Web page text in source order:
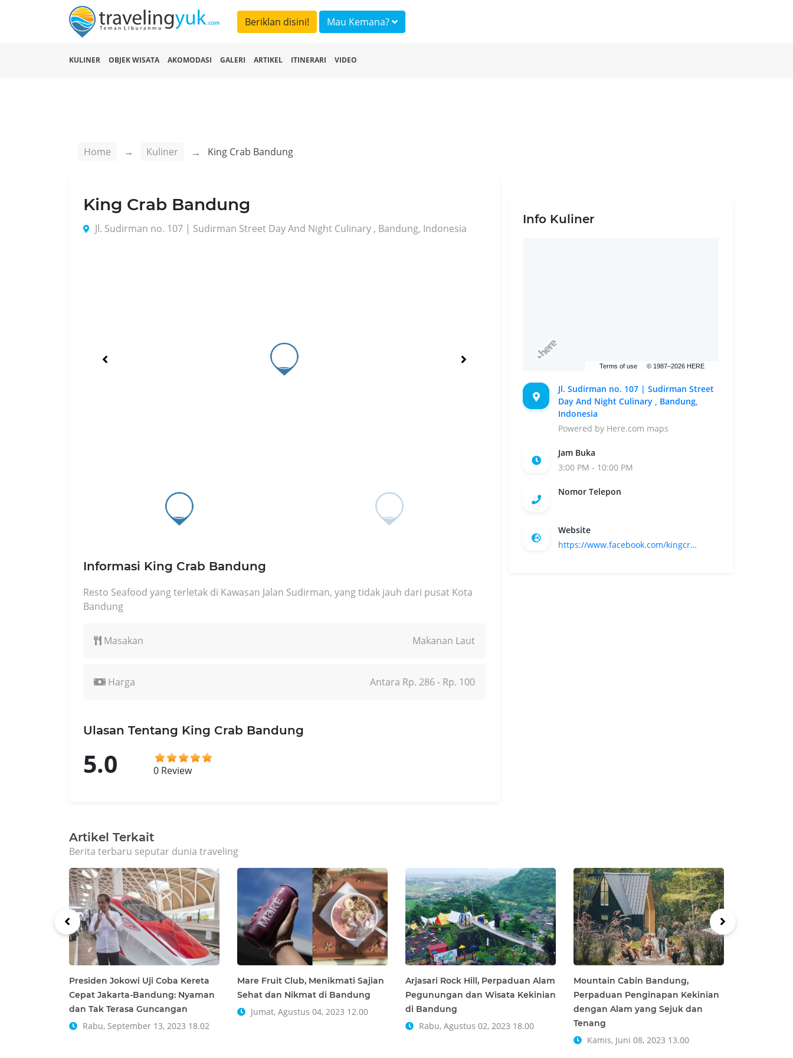
Beriklan disini! Mau Kemana?
KULINER OBJEK WISATA AKOMODASI GALERI ARTIKEL ITINERARI VIDEO
Home Kuliner King Crab Bandung
King Crab Bandung
Jl. Sudirman no. 107 | Sudirman Street Day And Night Culinary , Bandung, Indonesia
Informasi King Crab Bandung
Resto Seafood yang terletak di Kawasan Jalan Sudirman, yang tidak jauh dari pusat Kota
Bandung
Masakan Makanan Laut
Harga Antara Rp. 286 - Rp. 100
Ulasan Tentang King Crab Bandung
5.0 0 Review
Info Kuliner
Terms of use © 1987–2026 HERE
Map view
Satellite
Traffic conditions
Show traffic incidents
Jl. Sudirman no. 107 | Sudirman Street
Day And Night Culinary , Bandung,
Indonesia
Powered by Here.com maps
Jam Buka
3:00 PM - 10:00 PM
Nomor Telepon
Website
https://www.facebook.com/kingcrabbandung
Artikel Terkait
Berita terbaru seputar dunia traveling
Presiden Jokowi Uji Coba Kereta
Cepat Jakarta-Bandung: Nyaman
dan Tak Terasa Guncangan
Rabu, September 13, 2023 18.02
Mare Fruit Club, Menikmati Sajian
Sehat dan Nikmat di Bandung
Jumat, Agustus 04, 2023 12.00
Arjasari Rock Hill, Perpaduan Alam
Pegunungan dan Wisata Kekinian
di Bandung
Rabu, Agustus 02, 2023 18.00
Mountain Cabin Bandung,
Perpaduan Penginapan Kekinian
dengan Alam yang Sejuk dan
Tenang
Kamis, Juni 08, 2023 13.00